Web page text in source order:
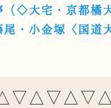
◇大宅・京都橘
・小金塚〈国道